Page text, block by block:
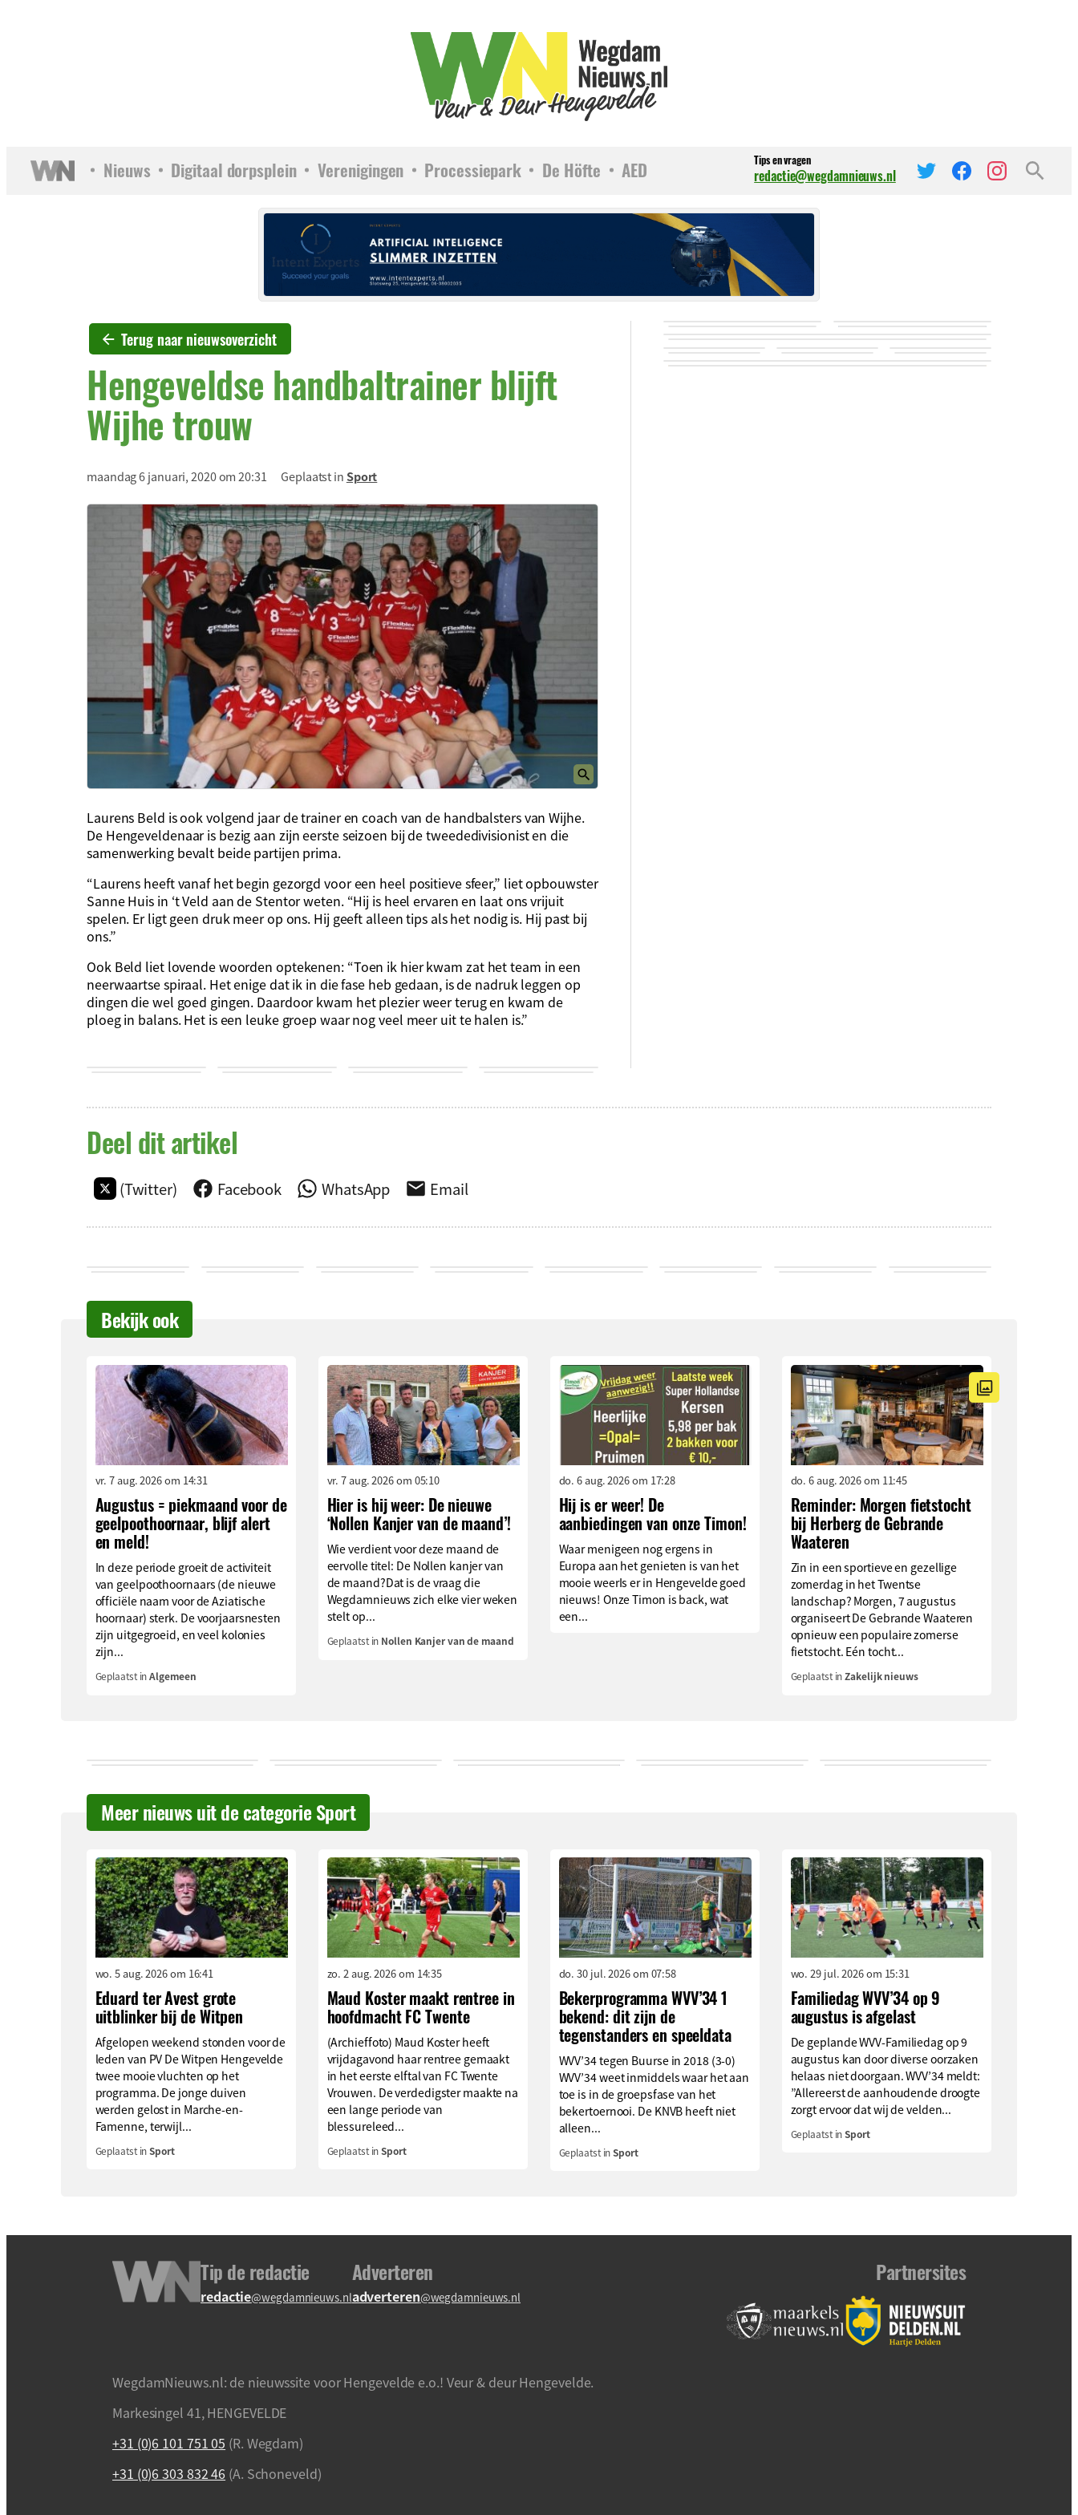
Nieuws Digitaal dorpsplein Verenigingen Processiepark De Höfte AED Tips en vragen
redactie@wegdamnieuws.nl
Terug naar nieuwsoverzicht
Hengeveldse handbaltrainer blijft
Wijhe trouw
maandag 6 januari, 2020 om 20:31 Geplaatst inSport
Laurens Beld is ook volgend jaar de trainer en coach van de handbalsters van Wijhe.
De Hengeveldenaar is bezig aan zijn eerste seizoen bij de tweededivisionist en die
samenwerking bevalt beide partijen prima.
“Laurens heeft vanaf het begin gezorgd voor een heel positieve sfeer,” liet opbouwster
Sanne Huis in ‘t Veld aan de Stentor weten. “Hij is heel ervaren en laat ons vrijuit
spelen. Er ligt geen druk meer op ons. Hij geeft alleen tips als het nodig is. Hij past bij
ons.”
Ook Beld liet lovende woorden optekenen: “Toen ik hier kwam zat het team in een
neerwaartse spiraal. Het enige dat ik in die fase heb gedaan, is de nadruk leggen op
dingen die wel goed gingen. Daardoor kwam het plezier weer terug en kwam de
ploeg in balans. Het is een leuke groep waar nog veel meer uit te halen is.”
Deel dit artikel
(Twitter) Facebook WhatsApp Email
Bekijk ook
vr. 7 aug. 2026 om 14:31
Augustus = piekmaand voor de
geelpoothoornaar, blijf alert
en meld!
In deze periode groeit de activiteit
van geelpoothoornaars (de nieuwe
officiële naam voor de Aziatische
hoornaar) sterk. De voorjaarsnesten
zijn uitgegroeid, en veel kolonies
zijn...
Geplaatst inAlgemeen
vr. 7 aug. 2026 om 05:10
Hier is hij weer: De nieuwe
‘Nollen Kanjer van de maand’!
Wie verdient voor deze maand de
eervolle titel: De Nollen kanjer van
de maand?Dat is de vraag die
Wegdamnieuws zich elke vier weken
stelt op...
Geplaatst in Nollen Kanjer van de maand
do. 6 aug. 2026 om 17:28
Hij is er weer! De
aanbiedingen van onze Timon!
Waar menigeen nog ergens in
Europa aan het genieten is van het
mooie weerIs er in Hengevelde goed
nieuws! Onze Timon is back, wat
een...
do. 6 aug. 2026 om 11:45
Reminder: Morgen fietstocht
bij Herberg de Gebrande
Waateren
Zin in een sportieve en gezellige
zomerdag in het Twentse
landschap? Morgen, 7 augustus
organiseert De Gebrande Waateren
opnieuw een populaire zomerse
fietstocht. Eén tocht...
Geplaatst inZakelijk nieuws
Meer nieuws uit de categorie Sport
wo. 5 aug. 2026 om 16:41
Eduard ter Avest grote
uitblinker bij de Witpen
Afgelopen weekend stonden voor de
leden van PV De Witpen Hengevelde
twee mooie vluchten op het
programma. De jonge duiven
werden gelost in Marche-en-
Famenne, terwijl...
Geplaatst inSport
zo. 2 aug. 2026 om 14:35
Maud Koster maakt rentree in
hoofdmacht FC Twente
(Archieffoto) Maud Koster heeft
vrijdagavond haar rentree gemaakt
in het eerste elftal van FC Twente
Vrouwen. De verdedigster maakte na
een lange periode van
blessureleed...
Geplaatst inSport
do. 30 jul. 2026 om 07:58
Bekerprogramma WVV’34 1
bekend: dit zijn de
tegenstanders en speeldata
WVV’34 tegen Buurse in 2018 (3-0)
WVV’34 weet inmiddels waar het aan
toe is in de groepsfase van het
bekertoernooi. De KNVB heeft niet
alleen...
Geplaatst inSport
wo. 29 jul. 2026 om 15:31
Familiedag WVV’34 op 9
augustus is afgelast
De geplande WVV-Familiedag op 9
augustus kan door diverse oorzaken
helaas niet doorgaan. WVV’34 meldt:
”Allereerst de aanhoudende droogte
zorgt ervoor dat wij de velden...
Geplaatst inSport
Tip de redactie
redactie@wegdamnieuws.nl
Adverteren
adverteren@wegdamnieuws.nl
Partnersites
WegdamNieuws.nl: de nieuwssite voor Hengevelde e.o.! Veur & deur Hengevelde.
Markesingel 41, HENGEVELDE
+31 (0)6 101 751 05 (R. Wegdam)
+31 (0)6 303 832 46 (A. Schoneveld)